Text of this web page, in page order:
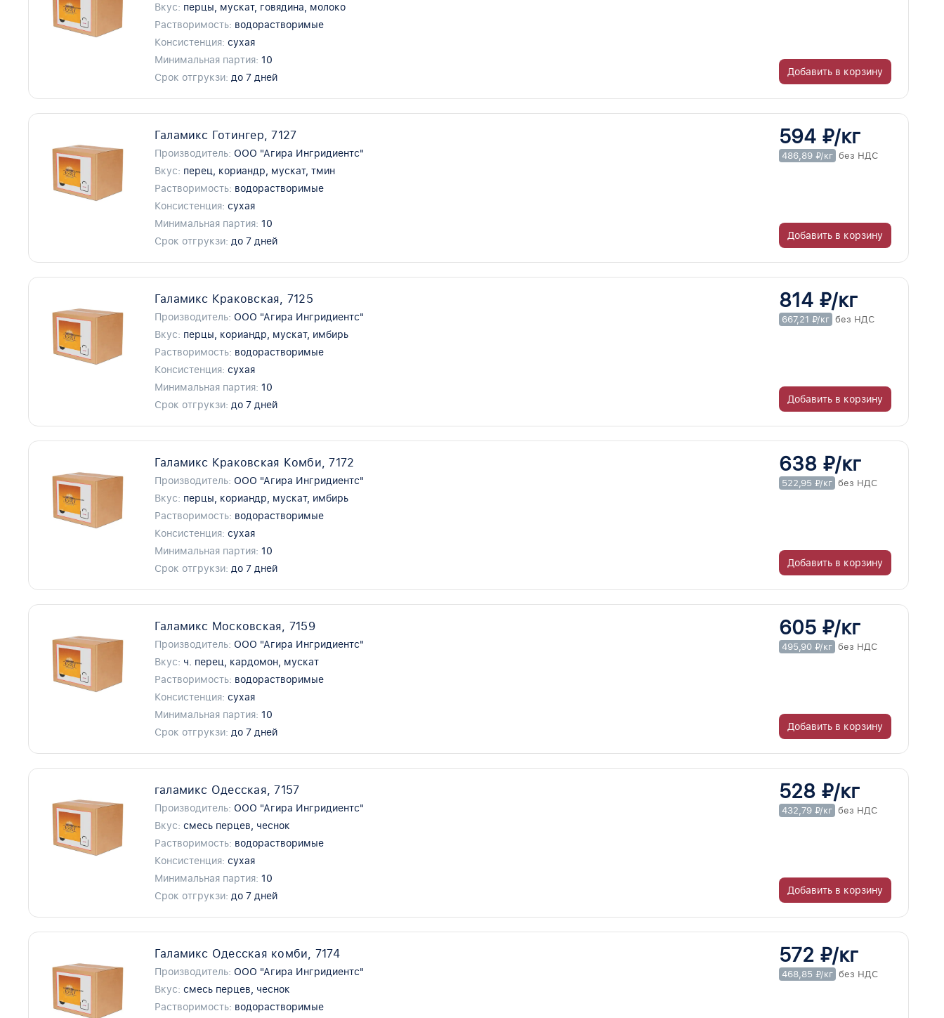
Вкус: перцы, мускат, говядина, молоко
Растворимость: водорастворимые
Консистенция: сухая
Минимальная партия: 10
Срок отгрукзи: до 7 дней Добавить в корзину
Галамикс Готингер, 7127
Производитель: ООО "Агира Ингридиентс"
Вкус: перец, кориандр, мускат, тмин
Растворимость: водорастворимые
Консистенция: сухая
Минимальная партия: 10
Срок отгрукзи: до 7 дней
594 ₽/кг
486,89 ₽/кг без НДС
Добавить в корзину
Галамикс Краковская, 7125
Производитель: ООО "Агира Ингридиентс"
Вкус: перцы, кориандр, мускат, имбирь
Растворимость: водорастворимые
Консистенция: сухая
Минимальная партия: 10
Срок отгрукзи: до 7 дней
814 ₽/кг
667,21 ₽/кг без НДС
Добавить в корзину
Галамикс Краковская Комби, 7172
Производитель: ООО "Агира Ингридиентс"
Вкус: перцы, кориандр, мускат, имбирь
Растворимость: водорастворимые
Консистенция: сухая
Минимальная партия: 10
Срок отгрукзи: до 7 дней
638 ₽/кг
522,95 ₽/кг без НДС
Добавить в корзину
Галамикс Московская, 7159
Производитель: ООО "Агира Ингридиентс"
Вкус: ч. перец, кардомон, мускат
Растворимость: водорастворимые
Консистенция: сухая
Минимальная партия: 10
Срок отгрукзи: до 7 дней
605 ₽/кг
495,90 ₽/кг без НДС
Добавить в корзину
галамикс Одесская, 7157
Производитель: ООО "Агира Ингридиентс"
Вкус: смесь перцев, чеснок
Растворимость: водорастворимые
Консистенция: сухая
Минимальная партия: 10
Срок отгрукзи: до 7 дней
528 ₽/кг
432,79 ₽/кг без НДС
Добавить в корзину
Галамикс Одесская комби, 7174
Производитель: ООО "Агира Ингридиентс"
Вкус: смесь перцев, чеснок
Растворимость: водорастворимые
572 ₽/кг
468,85 ₽/кг без НДС